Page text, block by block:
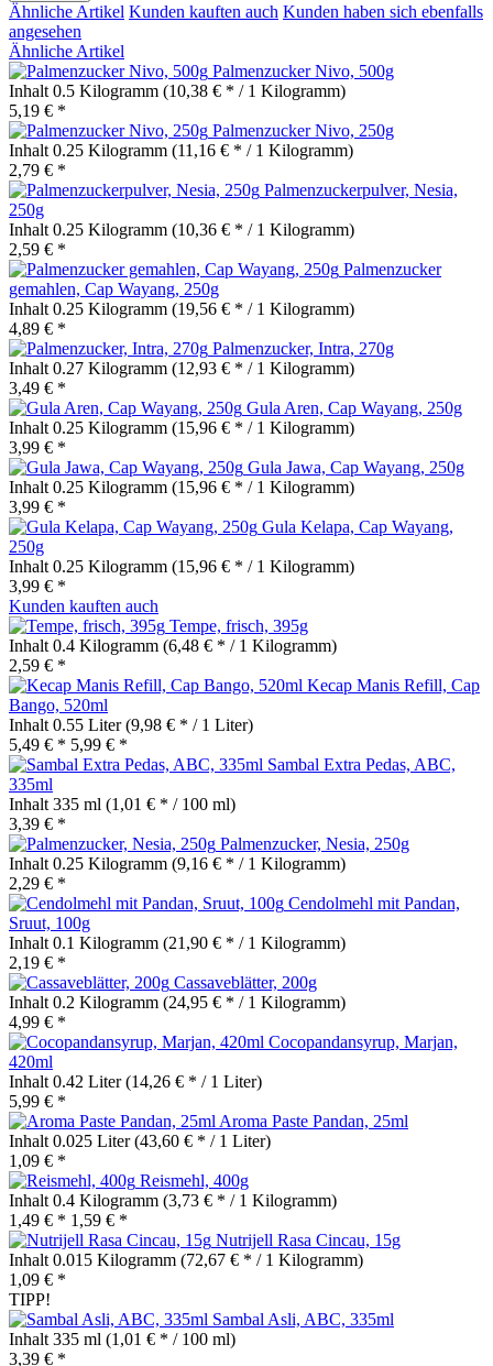
Ähnliche Artikel Kunden kauften auch Kunden haben sich ebenfalls
angesehen
Ähnliche Artikel
Palmenzucker Nivo, 500g
Inhalt 0.5 Kilogramm (10,38 € * / 1 Kilogramm)
5,19 € *
Palmenzucker Nivo, 250g
Inhalt 0.25 Kilogramm (11,16 € * / 1 Kilogramm)
2,79 € *
Palmenzuckerpulver, Nesia,
250g
Inhalt 0.25 Kilogramm (10,36 € * / 1 Kilogramm)
2,59 € *
Palmenzucker
gemahlen, Cap Wayang, 250g
Inhalt 0.25 Kilogramm (19,56 € * / 1 Kilogramm)
4,89 € *
Palmenzucker, Intra, 270g
Inhalt 0.27 Kilogramm (12,93 € * / 1 Kilogramm)
3,49 € *
Gula Aren, Cap Wayang, 250g
Inhalt 0.25 Kilogramm (15,96 € * / 1 Kilogramm)
3,99 € *
Gula Jawa, Cap Wayang, 250g
Inhalt 0.25 Kilogramm (15,96 € * / 1 Kilogramm)
3,99 € *
Gula Kelapa, Cap Wayang,
250g
Inhalt 0.25 Kilogramm (15,96 € * / 1 Kilogramm)
3,99 € *
Kunden kauften auch
Tempe, frisch, 395g
Inhalt 0.4 Kilogramm (6,48 € * / 1 Kilogramm)
2,59 € *
Kecap Manis Refill, Cap
Bango, 520ml
Inhalt 0.55 Liter(9,98 € * / 1 Liter)
5,49 € * 5,99 € *
Sambal Extra Pedas, ABC,
335ml
Inhalt 335 ml (1,01 € * / 100 ml)
3,39 € *
Palmenzucker, Nesia, 250g
Inhalt 0.25 Kilogramm (9,16 € * / 1 Kilogramm)
2,29 € *
Cendolmehl mit Pandan,
Sruut, 100g
Inhalt 0.1 Kilogramm (21,90 € * / 1 Kilogramm)
2,19 € *
Cassaveblätter, 200g
Inhalt 0.2 Kilogramm (24,95 € * / 1 Kilogramm)
4,99 € *
Cocopandansyrup, Marjan,
420ml
Inhalt 0.42 Liter(14,26 € * / 1 Liter)
5,99 € *
Aroma Paste Pandan, 25ml
Inhalt 0.025 Liter(43,60 € * / 1 Liter)
1,09 € *
Reismehl, 400g
Inhalt 0.4 Kilogramm (3,73 € * / 1 Kilogramm)
1,49 € * 1,59 € *
Nutrijell Rasa Cincau, 15g
Inhalt 0.015 Kilogramm (72,67 € * / 1 Kilogramm)
1,09 € *
TIPP!
Sambal Asli, ABC, 335ml
Inhalt 335 ml (1,01 € * / 100 ml)
3,39 € *